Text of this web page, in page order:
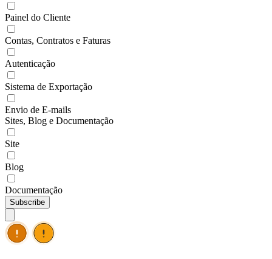
Painel do Cliente
Contas, Contratos e Faturas
Autenticação
Sistema de Exportação
Envio de E-mails
Sites, Blog e Documentação
Site
Blog
Documentação
Subscribe